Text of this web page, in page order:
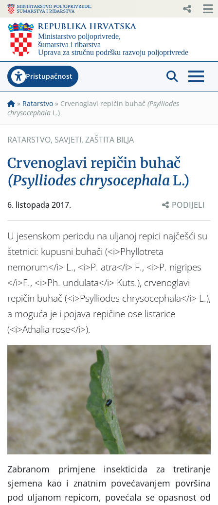
Pristupačnost
» Ratarstvo » Crvenoglavi repičin buhač (Psylliodes
chrysocephala L.)
RATARSTVO, SAVJETI, ZAŠTITA BILJA
Crvenoglavi repičin buhač
(Psylliodes chrysocephalaL.)
6. listopada 2017. PODIJELI
U jesenskom periodu na uljanoj repici najčešći su
štetnici: kupusni buhači (<i>Phyllotreta
nemorum</i> L., <i>P. atra</i> F., <i>P. nigripes
</i>F., <i>Ph. undulata</i> Kuts.), crvenoglavi
repičin buhač (<i>Psylliodes chrysocephala</i> L.),
a moguća je i pojava repičine ose listarice
(<i>Athalia rose</i>).
Zabranom primjene insekticida za tretiranje
sjemena kao i znatnim povećavanjem površina
pod uljanom repicom, povećala se opasnost od